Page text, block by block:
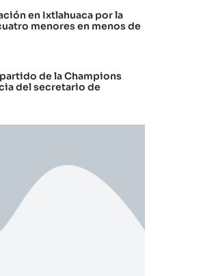
en Ixtlahuaca por la
menores en menos de
de la Champions
del secretario de